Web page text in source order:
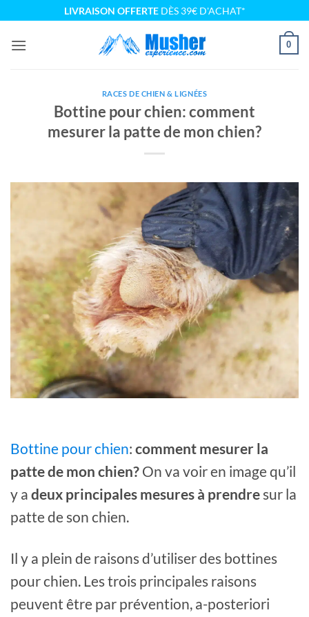
au
contenu
LIVRAISON OFFERTEDÈS 39€ D'ACHAT*
0
RACES DE CHIEN & LIGNÉES
Bottine pour chien: comment
mesurer la patte de mon chien?
Bottine pour chien: comment mesurer la
patte de mon chien? On va voir en image qu’il
y a deux principales mesures à prendre sur la
patte de son chien.
Il y a plein de raisons d’utiliser des bottines
pour chien. Les trois principales raisons
peuvent être par prévention, a-posteriori